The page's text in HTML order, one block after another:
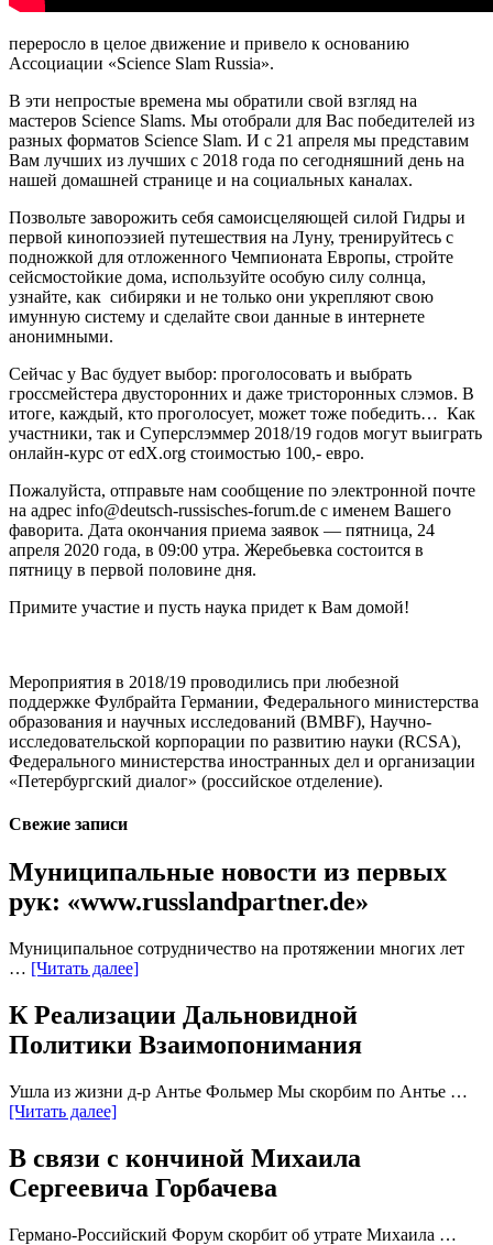
переросло в целое движение и привело к основанию
Ассоциации «Science Slam Russia».
В эти непростые времена мы обратили свой взгляд на
мастеров Science Slams. Мы отобрали для Вас победителей из
разных форматов Science Slam. И с 21 апреля мы представим
Вам лучших из лучших с 2018 года по сегодняшний день на
нашей домашней странице и на социальных каналах.
Позвольте заворожить себя самоисцеляющей силой Гидры и
первой кинопоэзией путешествия на Луну, тренируйтесь с
подножкой для отложенного Чемпионата Европы, стройте
сейсмостойкие дома, используйте особую силу солнца,
узнайте, как сибиряки и не только они укрепляют свою
имунную систему и сделайте свои данные в интернете
анонимными.
Сейчас у Вас будует выбор: проголосовать и выбрать
гроссмейстера двусторонних и даже тристоронных слэмов. В
итоге, каждый, кто проголосует, может тоже победить… Как
участники, так и Суперслэммер 2018/19 годов могут выиграть
онлайн-курс от edX.org стоимостью 100,- евро.
Пожалуйста, отправьте нам сообщение по электронной почте
на адрес info@deutsch-russisches-forum.de с именем Вашего
фаворита. Дата окончания приема заявок — пятница, 24
апреля 2020 года, в 09:00 утра. Жеребьевка состоится в
пятницу в первой половине дня.
Примите участие и пусть наука придет к Вам домой!
Мероприятия в 2018/19 проводились при любезной
поддержке Фулбрайта Германии, Федерального министерства
образования и научных исследований (BMBF), Научно-
исследовательской корпорации по развитию науки (RCSA),
Федерального министерства иностранных дел и организации
«Петербургский диалог» (российское отделение).
Свежие записи
Муниципальные новости из первых
рук: «www.russlandpartner.de»
Муниципальное сотрудничество на протяжении многих лет
… [Читать далее]
К Реализации Дальновидной
Политики Взаимопонимания
Ушла из жизни д-р Антье Фольмер Мы скорбим по Антье …
[Читать далее]
В связи с кончиной Михаила
Сергеевича Горбачева
Германо-Российский Форум скорбит об утрате Михаила …